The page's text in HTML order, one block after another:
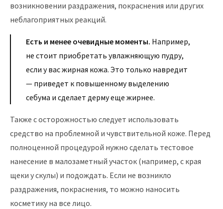
возникновении раздражения, покраснения или других
неблагоприятных реакций.
Есть и менее очевидные моменты. Например,
не стоит приобретать увлажняющую пудру,
если у вас жирная кожа. Это только навредит
— приведет к повышенному выделению
себума и сделает дерму еще жирнее.
Также с осторожностью следует использовать
средство на проблемной и чувствительной коже. Перед
полноценной процедурой нужно сделать тестовое
нанесение в малозаметный участок (например, с края
щеки у скулы) и подождать. Если не возникло
раздражения, покраснения, то можно наносить
косметику на все лицо.